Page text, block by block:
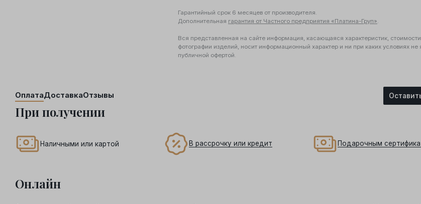
Гарантийный срок 6 месяцев от производителя.
Дополнительная гарантия от Частного предприятия «Платина-Груп».
Вся представленная на сайте информация, касающаяся характеристик, стоимости
фотографии изделий, носит информационный характер и ни при каких условиях не
публичной офертой.
Оплата
При получении
Наличными или картой В рассрочку или кредит Подарочным
Онлайн
ДоставкаОтзывы